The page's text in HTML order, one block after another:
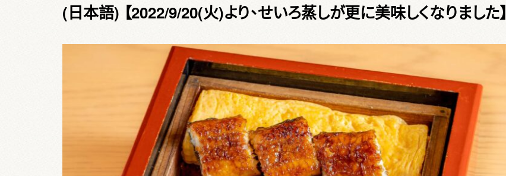
S
T
(日本語) 【2022/9/20(火)より、せいろ蒸しが更に美味しくなりました】